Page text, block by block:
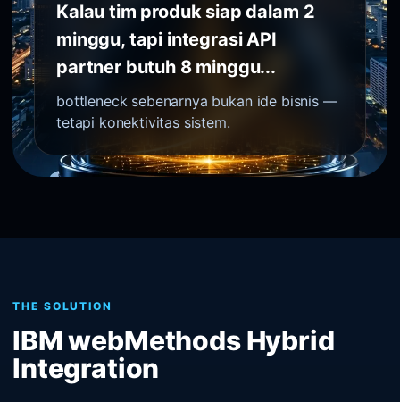
Kalau tim produk siap dalam 2
minggu, tapi integrasi API
partner butuh 8 minggu...
bottleneck sebenarnya bukan ide bisnis —
tetapi konektivitas sistem.
THE SOLUTION
IBM webMethods Hybrid
Integration